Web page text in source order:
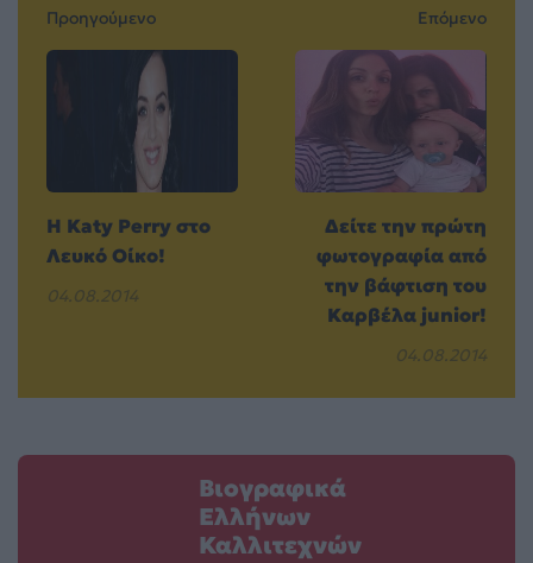
Προηγούμενο
Η Katy Perry στο
Λευκό Οίκο!
04.08.2014
Επόμενο
Δείτε την πρώτη
φωτογραφία από
την βάφτιση του
Καρβέλα junior!
04.08.2014
Βιογραφικά
Ελλήνων
Καλλιτεχνών